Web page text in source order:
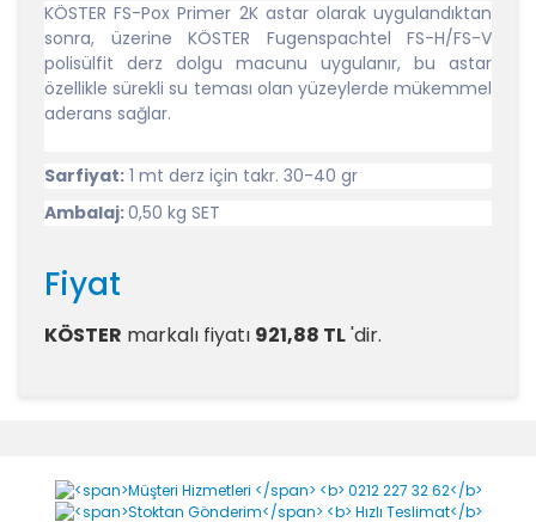
KÖSTER FS-Pox Primer 2K astar olarak uygulandıktan
sonra, üzerine KÖSTER Fugenspachtel FS-H/FS-V
polisülfit derz dolgu macunu uygulanır, bu astar
özellikle sürekli su teması olan yüzeylerde mükemmel
aderans sağlar.
Sarfiyat: 1 mt derz için takr. 30-40 gr
Ambalaj:0,50 kg SET
Fiyat
KÖSTER markalı fiyatı 921,88 TL'dir.
Bu ürüne ilk yorumu siz yapın!